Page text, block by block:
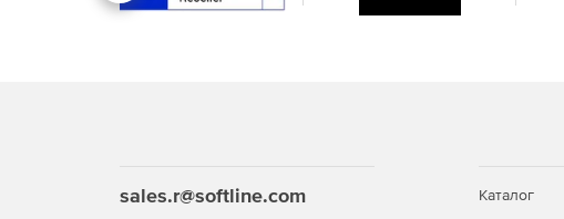
sales.r@softline.com Каталог